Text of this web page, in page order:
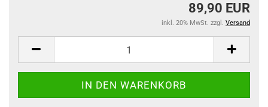
89,90 EUR
inkl. 20% MwSt. zzgl. Versand